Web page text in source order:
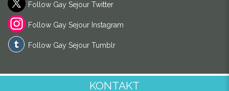
KONTAKT
Follow Gay Sejour Twitter
Follow Gay Sejour Instagram
Follow Gay Sejour Tumblr